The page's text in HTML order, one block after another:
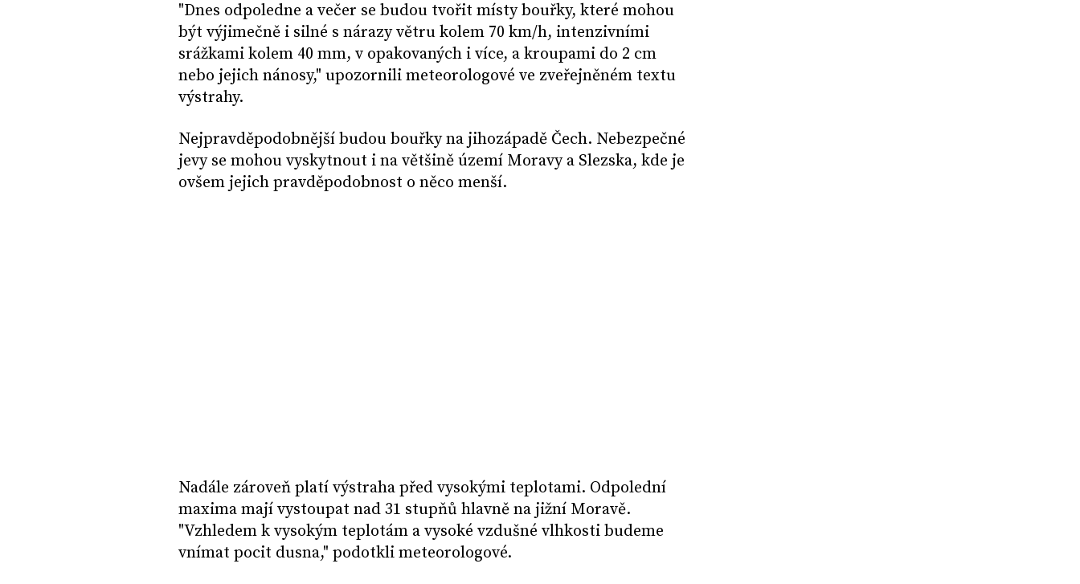
"Dnes odpoledne a večer se budou tvořit místy bouřky, které mohou
být výjimečně i silné s nárazy větru kolem 70 km/h, intenzivními
srážkami kolem 40 mm, v opakovaných i více, a kroupami do 2 cm
nebo jejich nánosy," upozornili meteorologové ve zveřejněném textu
výstrahy.
Nejpravděpodobnější budou bouřky na jihozápadě Čech. Nebezpečné
jevy se mohou vyskytnout i na většině území Moravy a Slezska, kde je
ovšem jejich pravděpodobnost o něco menší.
Nadále zároveň platí výstraha před vysokými teplotami. Odpolední
maxima mají vystoupat nad 31 stupňů hlavně na jižní Moravě.
"Vzhledem k vysokým teplotám a vysoké vzdušné vlhkosti budeme
vnímat pocit dusna," podotkli meteorologové.